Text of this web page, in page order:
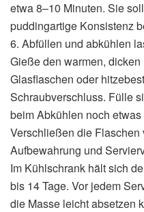
etwa 8–10 Minuten. Sie
puddingartige Konsistenz
6. Abfüllen und abkühlen
Gieße den warmen,
Glasflaschen oder
Schraubverschluss. Fülle
beim Abkühlen noch
Verschließen die
Aufbewahrung und
Im Kühlschrank hält sich
bis 14 Tage. Vor jedem
die Masse leicht absetzen